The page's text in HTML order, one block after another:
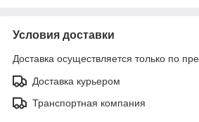
Условия доставки
Доставка осуществляется только по
Доставка курьером
Транспортная компания